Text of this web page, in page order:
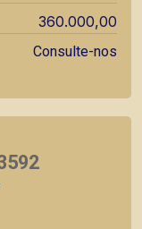
360.000,00
Consulte-nos